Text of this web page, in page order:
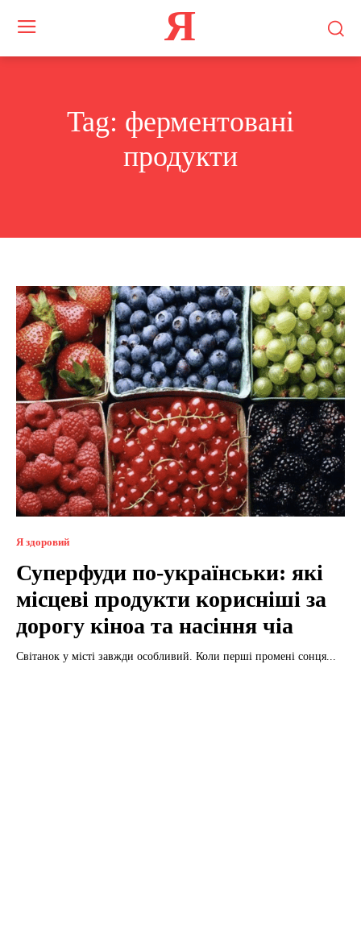
Я
Tag: ферментовані
продукти
Я здоровий
Суперфуди по-українськи: які
місцеві продукти корисніші за
дорогу кіноа та насіння чіа
Світанок у місті завжди особливий. Коли перші промені сонця...